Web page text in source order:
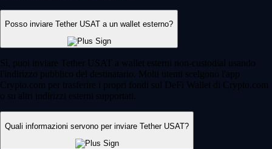
Posso inviare Tether USAT a un wallet esterno?
Sì, puoi inviare Tether USAT a wallet esterni non-custodial usando
l'indirizzo pubblico del destinatario. Molti utenti scelgono l'app
Crypto.com per trasferire i propri fondi sul DeFi Wallet di Crypto.com
o su altri indirizzi esterni supportati.
Quali informazioni servono per inviare Tether USAT?